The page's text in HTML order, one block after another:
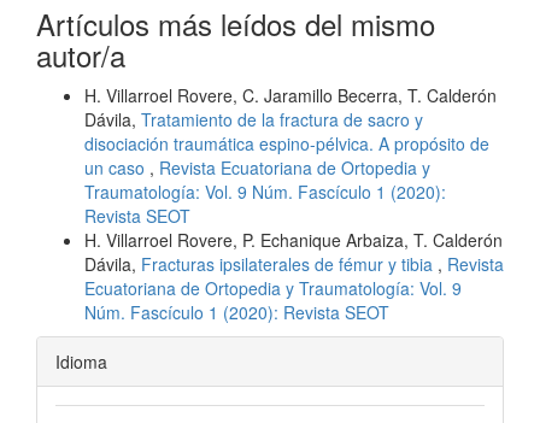
Artículos más leídos del mismo
autor/a
H. Villarroel Rovere, C. Jaramillo Becerra, T. Calderón
Dávila, Tratamiento de la fractura de sacro y
disociación traumática espino-pélvica. A propósito de
un caso , Revista Ecuatoriana de Ortopedia y
Traumatología: Vol. 9 Núm. Fascículo 1 (2020):
Revista SEOT
H. Villarroel Rovere, P. Echanique Arbaiza, T. Calderón
Dávila, Fracturas ipsilaterales de fémur y tibia , Revista
Ecuatoriana de Ortopedia y Traumatología: Vol. 9
Núm. Fascículo 1 (2020): Revista SEOT
Idioma